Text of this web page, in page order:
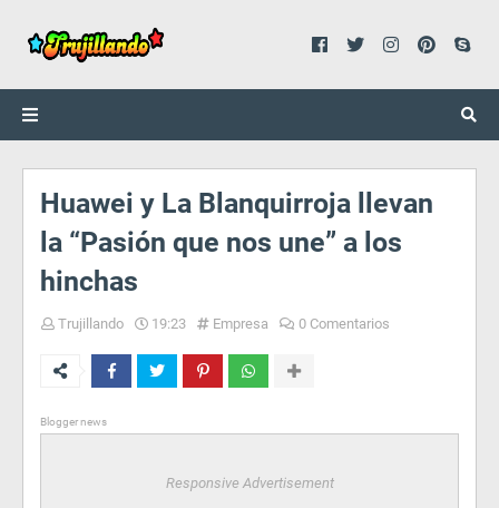
Huawei y La Blanquirroja llevan
la “Pasión que nos une” a los
hinchas
Trujillando 19:23 Empresa 0 Comentarios
Blogger news
Responsive Advertisement